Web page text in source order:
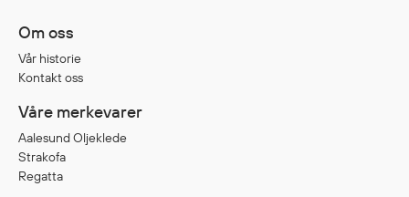
Om oss
Vår historie
Kontakt oss
Våre merkevarer
Aalesund Oljeklede
Strakofa
Regatta